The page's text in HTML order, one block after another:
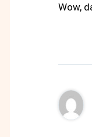
Wow,